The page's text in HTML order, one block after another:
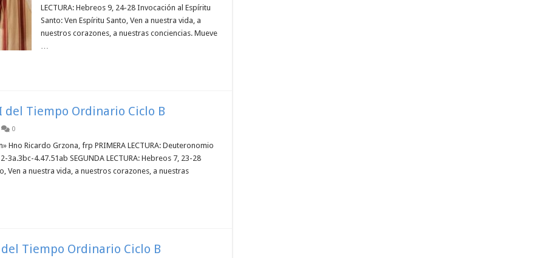
LECTURA: Hebreos 9, 24-28 Invocación al Espíritu
Santo: Ven Espíritu Santo, Ven a nuestra vida, a
nuestros corazones, a nuestras conciencias. Mueve
…
del Tiempo Ordinario Ciclo B
0
Ricardo Grzona, frp PRIMERA LECTURA: Deuteronomio
3a.3bc-4.47.51ab SEGUNDA LECTURA: Hebreos 7, 23-28
Ven a nuestra vida, a nuestros corazones, a nuestras
Tiempo Ordinario Ciclo B